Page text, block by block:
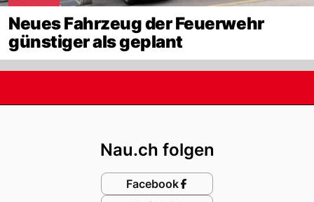
Neues Fahrzeug der Feuerwehr
günstiger als geplant
Nau.ch folgen
Facebook